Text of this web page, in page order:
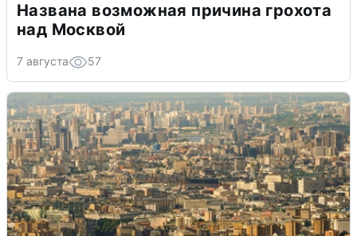
Названа возможная причина грохота
над Москвой
7 августа 57